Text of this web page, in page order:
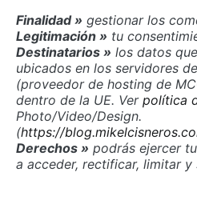
Finalidad » gestionar los
Legitimación » tu
Destinatarios » los datos
ubicados en los servidores
(proveedor de hosting de
dentro de la UE. Ver política
Photo/Video/Design.
(https://
Derechos » podrás ejercer
a acceder, rectificar, limitar